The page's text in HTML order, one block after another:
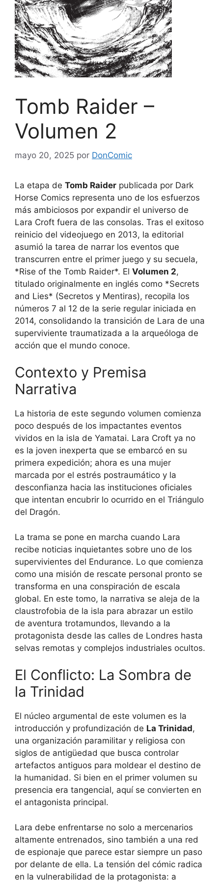
Tomb Raider –
Volumen 2
mayo 20, 2025 por DonComic
La etapa de Tomb Raider publicada por Dark
Horse Comics representa uno de los esfuerzos
más ambiciosos por expandir el universo de
Lara Croft fuera de las consolas. Tras el exitoso
reinicio del videojuego en 2013, la editorial
asumió la tarea de narrar los eventos que
transcurren entre el primer juego y su secuela,
*Rise of the Tomb Raider*. El Volumen 2,
titulado originalmente en inglés como *Secrets
and Lies* (Secretos y Mentiras), recopila los
números 7 al 12 de la serie regular iniciada en
2014, consolidando la transición de Lara de una
superviviente traumatizada a la arqueóloga de
acción que el mundo conoce.
Contexto y Premisa
Narrativa
La historia de este segundo volumen comienza
poco después de los impactantes eventos
vividos en la isla de Yamatai. Lara Croft ya no
es la joven inexperta que se embarcó en su
primera expedición; ahora es una mujer
marcada por el estrés postraumático y la
desconfianza hacia las instituciones oficiales
que intentan encubrir lo ocurrido en el Triángulo
del Dragón.
La trama se pone en marcha cuando Lara
recibe noticias inquietantes sobre uno de los
supervivientes del Endurance. Lo que comienza
como una misión de rescate personal pronto se
transforma en una conspiración de escala
global. En este tomo, la narrativa se aleja de la
claustrofobia de la isla para abrazar un estilo
de aventura trotamundos, llevando a la
protagonista desde las calles de Londres hasta
selvas remotas y complejos industriales ocultos.
El Conflicto: La Sombra de
la Trinidad
El núcleo argumental de este volumen es la
introducción y profundización de La Trinidad,
una organización paramilitar y religiosa con
siglos de antigüedad que busca controlar
artefactos antiguos para moldear el destino de
la humanidad. Si bien en el primer volumen su
presencia era tangencial, aquí se convierten en
el antagonista principal.
Lara debe enfrentarse no solo a mercenarios
altamente entrenados, sino también a una red
de espionaje que parece estar siempre un paso
por delante de ella. La tensión del cómic radica
en la vulnerabilidad de la protagonista: a